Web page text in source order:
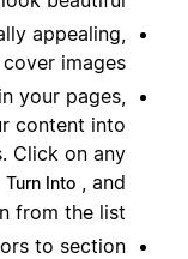
appealing,
images.
your pages,
content into
Click on any
Turn Into , and
from the list.
to section